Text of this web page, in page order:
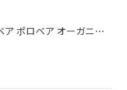
ア ポロベア オーガニッ
ス 日本製 03207204